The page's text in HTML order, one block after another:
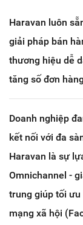
Haravan luôn
giải pháp bán
thương hiệu dễ
tăng số đơn
Doanh nghiệp
kết nối với đa
Haravan là sự
Omnichannel -
trung giúp tối ưu
mạng xã hội